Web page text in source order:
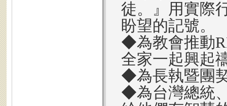
徒。』用實際
盼望的記號。
◆為教會推動
全家一起興起
◆為長執暨團
◆為台灣總統